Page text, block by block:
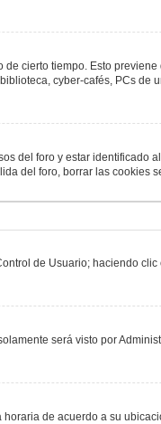
cierto tiempo. Esto
cyber-cafés, PCs de
del foro y estar identificado
del foro, borrar las cookies
de Usuario; haciendo
será visto por
de acuerdo a su